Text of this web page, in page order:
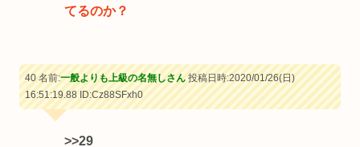
てるのか？
40 名前:一般よりも上級の名無しさん投稿日時:2020/01/26(日)
16:51:19.88ID:Cz88SFxh0
>>29